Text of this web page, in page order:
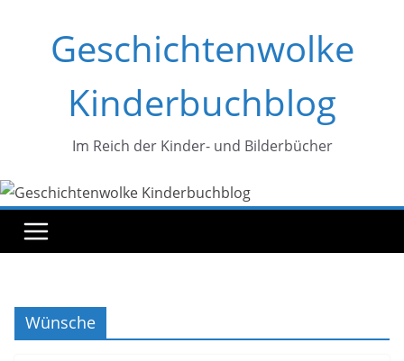
springenGeschichtenwolke
Kinderbuchblog
Im Reich der Kinder- und Bilderbücher
Wünsche